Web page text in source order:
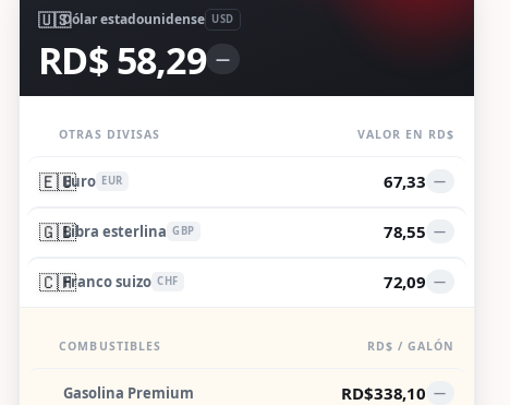
🇺🇸Dólar estadounidense USD
RD$ 58,29 —
OTRAS DIVISAS VALOR EN RD$
🇪🇺Euro EUR 67,33 —
🇬🇧Libra esterlina GBP 78,55 —
🇨🇭Franco suizo CHF 72,09 —
COMBUSTIBLES RD$ / GALÓN
Gasolina Premium RD$338,10 —